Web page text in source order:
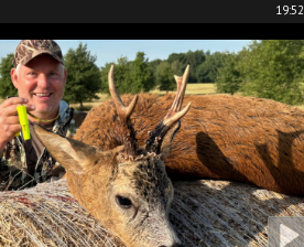
19:52